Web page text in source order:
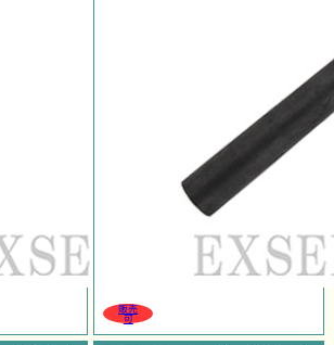
販売
可